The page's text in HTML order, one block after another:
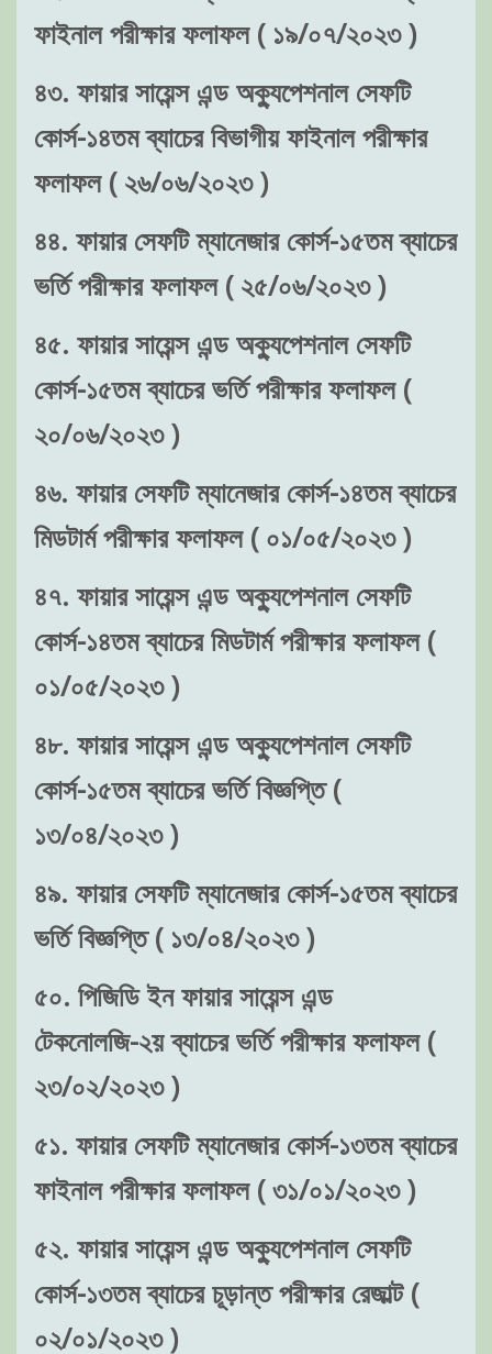
ফাইনাল পরীক্ষার ফলাফল ( ১৯/০৭/২০২৩ )
৪৩. ফায়ার সায়েন্স এন্ড অক্যুপেশনাল সেফটি
কোর্স-১৪তম ব্যাচের বিভাগীয় ফাইনাল পরীক্ষার
ফলাফল ( ২৬/০৬/২০২৩ )
৪৪. ফায়ার সেফটি ম্যানেজার কোর্স-১৫তম ব্যাচের
ভর্তি পরীক্ষার ফলাফল ( ২৫/০৬/২০২৩ )
৪৫. ফায়ার সায়েন্স এন্ড অক্যুপেশনাল সেফটি
কোর্স-১৫তম ব্যাচের ভর্তি পরীক্ষার ফলাফল (
২০/০৬/২০২৩ )
৪৬. ফায়ার সেফটি ম্যানেজার কোর্স-১৪তম ব্যাচের
মিডটার্ম পরীক্ষার ফলাফল ( ০১/০৫/২০২৩ )
৪৭. ফায়ার সায়েন্স এন্ড অক্যুপেশনাল সেফটি
কোর্স-১৪তম ব্যাচের মিডটার্ম পরীক্ষার ফলাফল (
০১/০৫/২০২৩ )
৪৮. ফায়ার সায়েন্স এন্ড অক্যুপেশনাল সেফটি
কোর্স-১৫তম ব্যাচের ভর্তি বিজ্ঞপ্তি (
১৩/০৪/২০২৩ )
৪৯. ফায়ার সেফটি ম্যানেজার কোর্স-১৫তম ব্যাচের
ভর্তি বিজ্ঞপ্তি ( ১৩/০৪/২০২৩ )
৫০. পিজিডি ইন ফায়ার সায়েন্স এন্ড
টেকনোলজি-২য় ব্যাচের ভর্তি পরীক্ষার ফলাফল (
২৩/০২/২০২৩ )
৫১. ফায়ার সেফটি ম্যানেজার কোর্স-১৩তম ব্যাচের
ফাইনাল পরীক্ষার ফলাফল ( ৩১/০১/২০২৩ )
৫২. ফায়ার সায়েন্স এন্ড অক্যুপেশনাল সেফটি
কোর্স-১৩তম ব্যাচের চূড়ান্ত পরীক্ষার রেজাল্ট (
০২/০১/২০২৩ )